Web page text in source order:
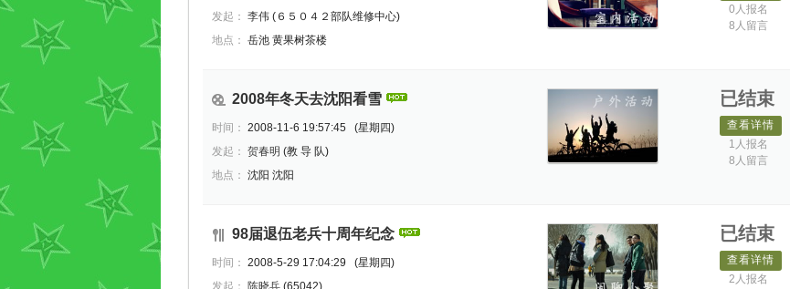
发起： 李伟 (６５０４２部队维修中心)
地点： 岳池 黄果树茶楼
0人报名
8人留言
2008年冬天去沈阳看雪
时间： 2008-11-6 19:57:45 (星期四)
发起： 贺春明 (教 导 队)
地点： 沈阳 沈阳
已结束
查看详情
1人报名
8人留言
98届退伍老兵十周年纪念
时间： 2008-5-29 17:04:29 (星期四)
发起：
陈晓兵 (65042)
已结束
查看详情
2人报名